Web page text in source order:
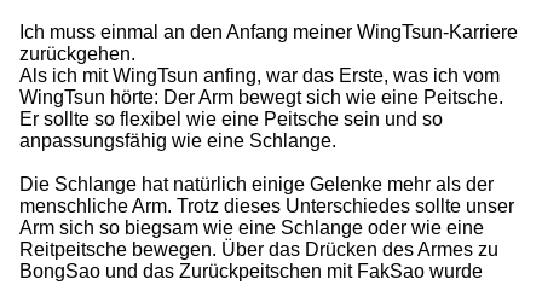
Ich muss einmal an den Anfang meiner WingTsun-Karriere
zurückgehen.
Als ich mit WingTsun anfing, war das Erste, was ich vom
WingTsun hörte: Der Arm bewegt sich wie eine Peitsche.
Er sollte so flexibel wie eine Peitsche sein und so
anpassungsfähig wie eine Schlange.
Die Schlange hat natürlich einige Gelenke mehr als der
menschliche Arm. Trotz dieses Unterschiedes sollte unser
Arm sich so biegsam wie eine Schlange oder wie eine
Reitpeitsche bewegen. Über das Drücken des Armes zu
BongSao und das Zurückpeitschen mit FakSao wurde